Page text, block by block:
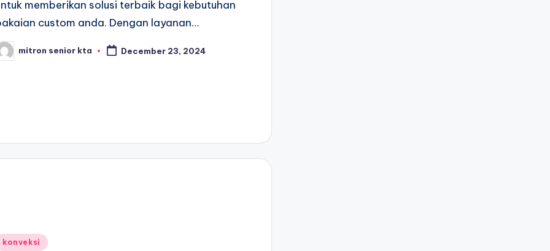
memberikan solusi terbaik bagi kebutuhan
custom anda. Dengan layanan…
mitron senior kta December 23, 2024
konveksi